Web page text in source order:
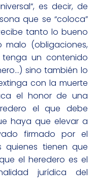
es decir, de
que se “coloca”
tanto lo bueno
malo (obligaciones,
un contenido
sino también lo
con la muerte
el honor de una
el que debe
haya que elevar a
firmado por el
quienes tienen que
el heredero es el
jurídica del